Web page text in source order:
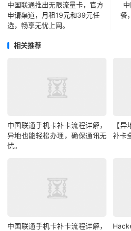
中国联通推出无限流量卡，官方
申请渠道，月租19元和39元任
选，畅享无忧上网。
餐
相关推荐
中国联通手机卡补卡流程详解，
异地也能轻松办理，确保通讯无
忧。
【
补卡
中国联通手机卡补卡流程详解，